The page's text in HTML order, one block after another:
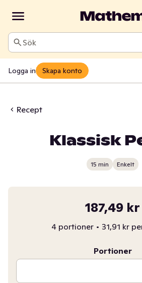
Sök
Logga in Skapa konto
Recept
Klassisk
15 min Enkelt
187,49 kr
4 portioner • 31,91 kr
Portioner